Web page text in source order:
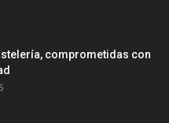
comprometidas con